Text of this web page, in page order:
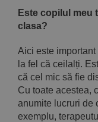
Este copilul meu
clasa?
Aici este
la fel că ceilalți.
că cel mic să fie
Cu toate acestea,
anumite lucruri de
exemplu,